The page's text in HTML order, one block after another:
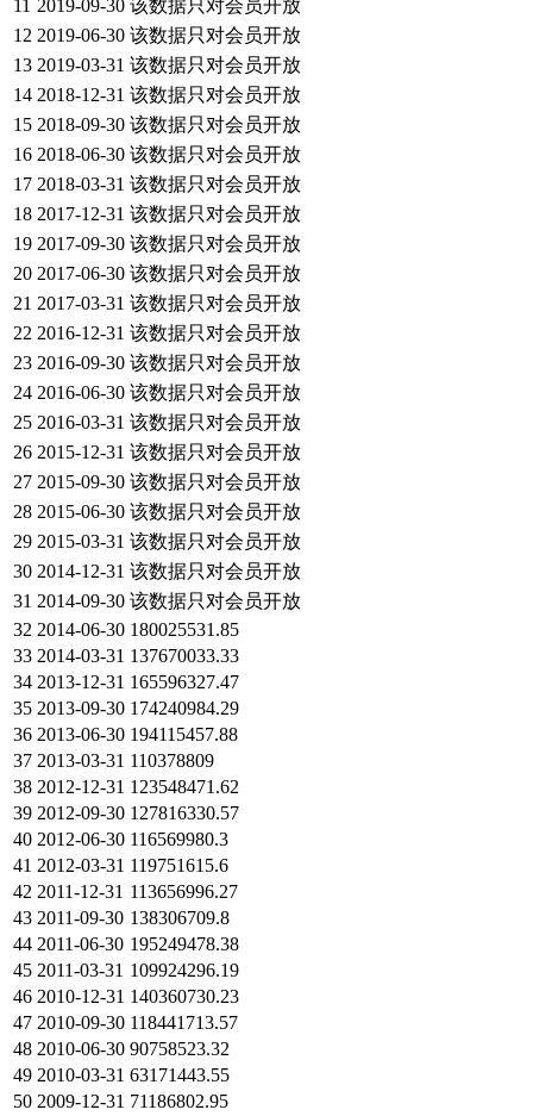
11 2019-09-30 该数据只对会员开放
12 2019-06-30 该数据只对会员开放
13 2019-03-31 该数据只对会员开放
14 2018-12-31 该数据只对会员开放
15 2018-09-30 该数据只对会员开放
16 2018-06-30 该数据只对会员开放
17 2018-03-31 该数据只对会员开放
18 2017-12-31 该数据只对会员开放
19 2017-09-30 该数据只对会员开放
20 2017-06-30 该数据只对会员开放
21 2017-03-31 该数据只对会员开放
22 2016-12-31 该数据只对会员开放
23 2016-09-30 该数据只对会员开放
24 2016-06-30 该数据只对会员开放
25 2016-03-31 该数据只对会员开放
26 2015-12-31 该数据只对会员开放
27 2015-09-30 该数据只对会员开放
28 2015-06-30 该数据只对会员开放
29 2015-03-31 该数据只对会员开放
30 2014-12-31 该数据只对会员开放
31 2014-09-30 该数据只对会员开放
32 2014-06-30 180025531.85
33 2014-03-31 137670033.33
34 2013-12-31 165596327.47
35 2013-09-30 174240984.29
36 2013-06-30 194115457.88
37 2013-03-31 110378809
38 2012-12-31 123548471.62
39 2012-09-30 127816330.57
40 2012-06-30 116569980.3
41 2012-03-31 119751615.6
42 2011-12-31 113656996.27
43 2011-09-30 138306709.8
44 2011-06-30 195249478.38
45 2011-03-31 109924296.19
46 2010-12-31 140360730.23
47 2010-09-30 118441713.57
48 2010-06-30 90758523.32
49 2010-03-31 63171443.55
50 2009-12-31 71186802.95